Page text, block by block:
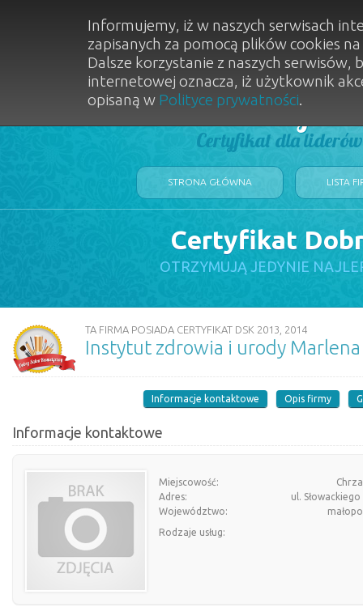
Dobry
Certyfikat dla
STRONA GŁÓWNA LISTA
Certyfikat
OTRZYMUJĄ JEDYNIE
TA FIRMA POSIADA CERTYFIKAT DSK 2013, 2014
Instytut zdrowia i urody
Informacje kontaktowe Opis firmy
Informacje kontaktowe
Miejscowość:
Adres:
ul.
Województwo:
Rodzaje usług:
Informujemy, iż w naszych serwisach
zapisanych za pomocą plików cookies
Dalsze korzystanie z naszych
internetowej oznacza, iż użytkownik
opisaną w Polityce prywatności.